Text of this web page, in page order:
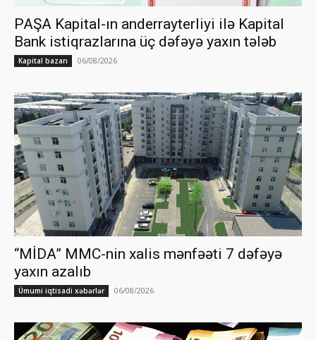
PAŞA Kapital-ın anderrayterliyi ilə Kapital
Bank istiqrazlarına üç dəfəyə yaxın tələb
Kapital bazarı 06/08/2026
“MİDA” MMC-nin xalis mənfəəti 7 dəfəyə
yaxın azalıb
Ümumi iqtisadi xəbərlər 06/08/2026